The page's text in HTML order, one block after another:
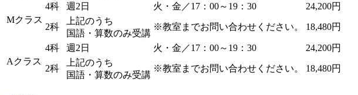
Mクラス
4科 週2日 火・金／17：00～19：30 24,200円
2科
上記のうち
国語・算数のみ受講
※教室までお問い合わせください。 18,480円
Aクラス
4科 週2日 火・金／17：00～19：30 24,200円
2科
上記のうち
国語・算数のみ受講
※教室までお問い合わせください。 18,480円